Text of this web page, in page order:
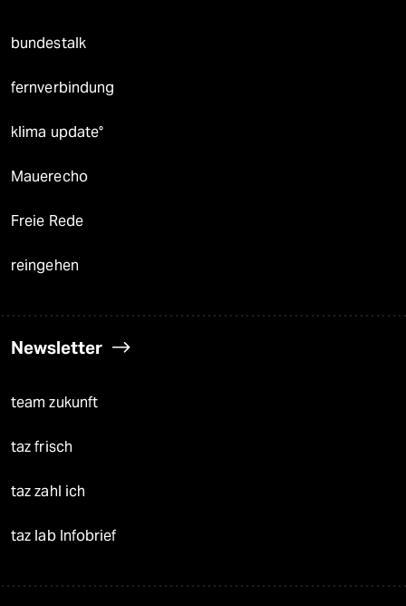
bundestalk
fernverbindung
klima update°
Mauerecho
Freie Rede
reingehen
Newsletter
team zukunft
taz frisch
taz zahl ich
taz lab Infobrief